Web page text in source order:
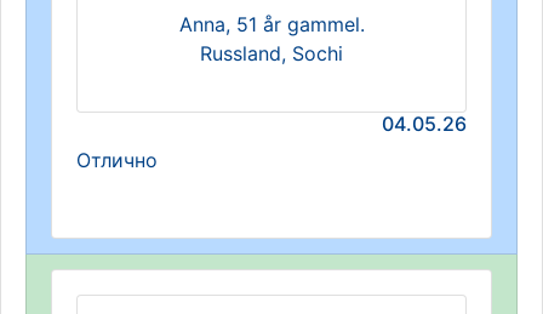
Anna, 51 år gammel.
Russland, Sochi
04.05.26
Отлично